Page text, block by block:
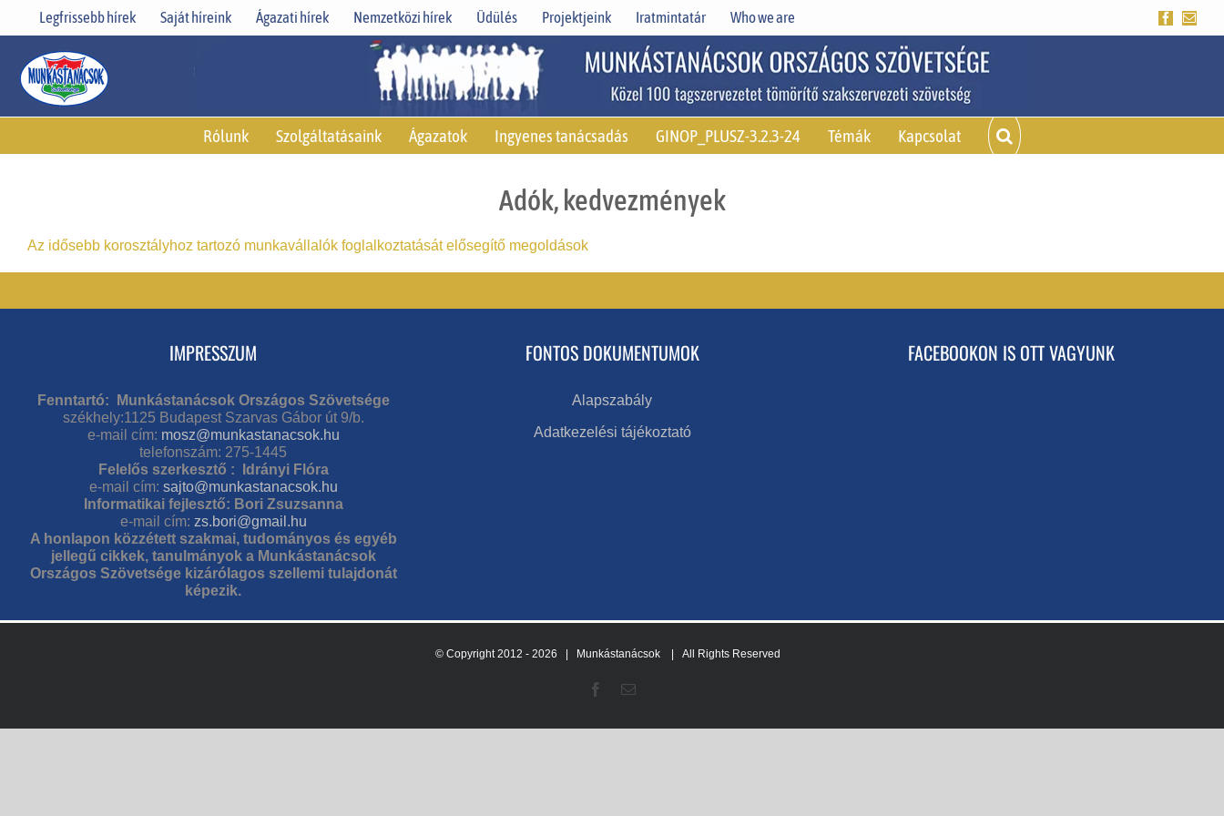
Legfrissebb hírek Saját híreink Ágazati hírek Nemzetközi hírek Üdülés Projektjeink Iratmintatár Who we are Facebook
Rólunk Szolgáltatásaink Ágazatok Ingyenes tanácsadás GINOP_PLUSZ-3.2.3-24 Témák Kapcsolat
Adók, kedvezmények
Az idősebb korosztályhoz tartozó munkavállalók foglalkoztatását elősegítő megoldások
IMPRESSZUM
Fenntartó: Munkástanácsok Országos Szövetsége
székhely:1125 Budapest Szarvas Gábor út 9/b.
e-mail cím: mosz@munkastanacsok.hu
telefonszám: 275-1445
Felelős szerkesztő : Idrányi Flóra
e-mail cím: sajto@munkastanacsok.hu
Informatikai fejlesztő: Bori Zsuzsanna
e-mail cím: zs.bori@gmail.hu
A honlapon közzétett szakmai, tudományos és egyéb
jellegű cikkek, tanulmányok a Munkástanácsok
Országos Szövetsége kizárólagos szellemi tulajdonát
képezik.
FONTOS DOKUMENTUMOK
Alapszabály
Adatkezelési tájékoztató
FACEBOOKON IS OTT VAGYUNK
© Copyright 2012 - 2026 | Munkástanácsok | All Rights Reserved
Facebook
Email